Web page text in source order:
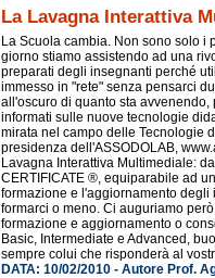
La Lavagna Interattiva
La Scuola cambia. Non sono solo i
giorno stiamo assistendo ad una
preparati degli insegnanti perché
immesso in "rete" senza pensarci
all'oscuro di quanto sta
informati sulle nuove tecnologie
mirata nel campo delle Tecnologie
presidenza dell'ASSODOLAB,
Lavagna Interattiva Multimediale:
CERTIFICATE ®, equiparabile ad
formazione e l'aggiornamento
formarci o meno. Ci auguriamo
formazione e aggiornamento o
Basic, Intermediate e Advanced,
sempre colui che risponderà al
DATA: 10/02/2010 - Autore Prof.